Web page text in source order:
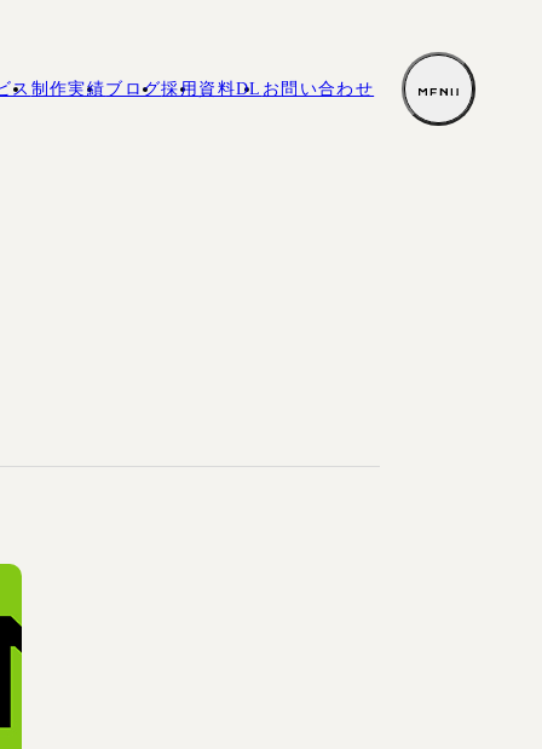
ス 制作実績ブログ採用 資料DL お 問い合わせ